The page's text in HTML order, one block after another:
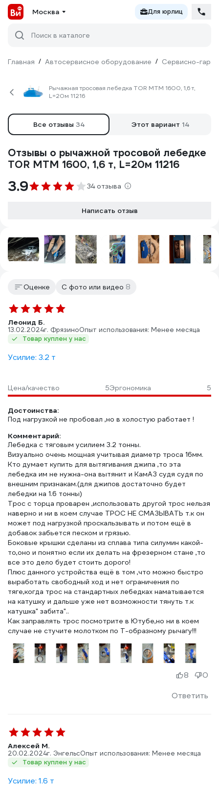
Москва Для юрлиц
Поиск в каталоге
Главная / Автосервисное оборудование / Сервисно-
Рычажная тросовая лебедка TOR МТМ 1600, 1,6 т,
L=20м 11216
Все отзывы 34 Этот вариант 14
Отзывы о рычажной тросовой лебедке
TOR МТМ 1600, 1,6 т, L=20м 11216
3.9 34 отзыва
Написать отзыв
Оценке С фото или видео 8
Леонид Б.
13.02.2024г. ФрязиноОпыт использования: Менее месяца
Товар куплен у нас
Усилие: 3.2 т
Цена/качество 5Эргономика 5
Достоинства:
Под нагрузкой не пробовал ,но в холостую работает !
Комментарий:
Лебедка с тяговым усилием 3.2 тонны.
Визуально очень мощная учитывая диаметр троса 16мм.
Кто думает купить для вытягивания джипа ,то эта
лебедка им не нужна-она вытянит и КамАЗ судя судя по
внешним признакам.(для джипов достаточно будет
лебедки на 1.6 тонны)
Трос с торца проварен ,использовать другой трос нельзя
наверно и ни в коем случае ТРОС НЕ СМАЗЫВАТЬ т.к он
может под нагрузкой проскальзывать и потом ещё в
добавок забьется песком и грязью.
Боковые крышки сделаны из сплава типа силумин какой-
то,оно и понятно если их делать на фрезерном стане ,то
все это дело будет стоить дорого!
Плюс данного устройства ещё в том ,что можно быстро
выработать свободный ход и нет ограничения по
тяге,когда трос на стандартных лебедках наматывается
на катушку и дальше уже нет возможности тянуть т.к
катушка" забита"..
Как заправлять трос посмотрите в Ютубе,но ни в коем
случае не стучите молотком по Т-образному рычагу!!!
Ответить
8 0
Алексей М.
20.02.2024г. ЭнгельсОпыт использования: Менее месяца
Товар куплен у нас
Усилие: 1.6 т